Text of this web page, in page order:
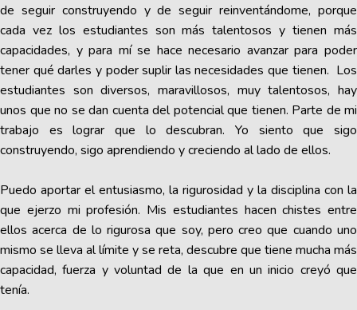
de seguir construyendo y de seguir reinventándome, porque
cada vez los estudiantes son más talentosos y tienen más
capacidades, y para mí se hace necesario avanzar para poder
tener qué darles y poder suplir las necesidades que tienen. Los
estudiantes son diversos, maravillosos, muy talentosos, hay
unos que no se dan cuenta del potencial que tienen. Parte de mi
trabajo es lograr que lo descubran. Yo siento que sigo
construyendo, sigo aprendiendo y creciendo al lado de ellos.
Puedo aportar el entusiasmo, la rigurosidad y la disciplina con la
que ejerzo mi profesión. Mis estudiantes hacen chistes entre
ellos acerca de lo rigurosa que soy, pero creo que cuando uno
mismo se lleva al límite y se reta, descubre que tiene mucha más
capacidad, fuerza y voluntad de la que en un inicio creyó que
tenía.